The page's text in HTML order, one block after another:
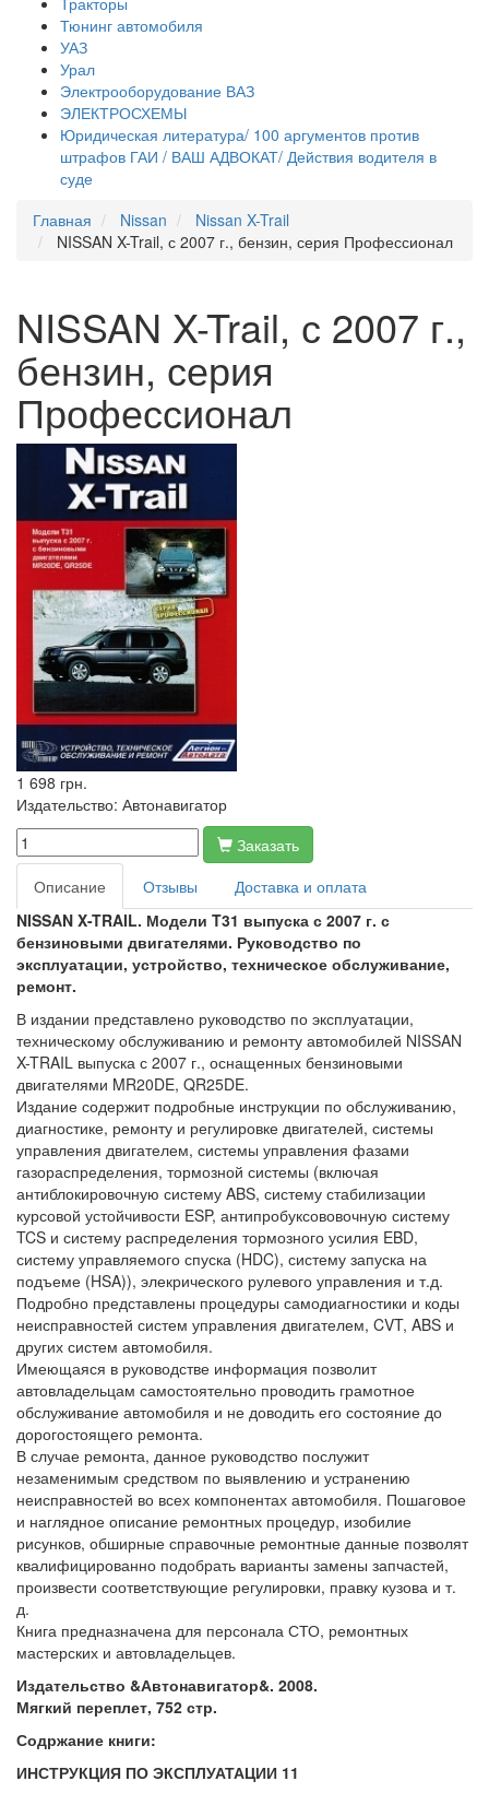
Тюнинг автомобиля
УАЗ
Урал
Электрооборудование ВАЗ
ЭЛЕКТРОСХЕМЫ
Юридическая литература/ 100 аргументов против
штрафов ГАИ / ВАШ АДВОКАТ/ Действия водителя в
суде
Главная
Nissan
Nissan X-Trail
NISSAN X-Trail, с 2007 г., бензин, серия Профессионал
NISSAN X-Trail, с 2007 г.,
бензин, серия
Профессионал
1 698 грн.
Издательство: Автонавигатор
Заказать
Описание
Отзывы
Доставка и оплата
NISSAN X-TRAIL. Модели T31 выпуска с 2007 г. с
бензиновыми двигателями. Руководство по
эксплуатации, устройство, техническое обслуживание,
ремонт.
В издании представлено руководство по эксплуатации,
техническому обслуживанию и ремонту автомобилей NISSAN
X-TRAIL выпуска с 2007 г., оснащенных бензиновыми
двигателями MR20DE, QR25DE.
Издание содержит подробные инструкции по обслуживанию,
диагностике, ремонту и регулировке двигателей, системы
управления двигателем, системы управления фазами
газораспределения, тормозной системы (включая
антиблокировочную систему ABS, систему стабилизации
курсовой устойчивости ESP, антипробуксововочную систему
TCS и систему распределения тормозного усилия EBD,
систему управляемого спуска (HDC), систему запуска на
подъеме (HSA)), элекрического рулевого управления и т.д.
Подробно представлены процедуры самодиагностики и коды
неисправностей систем управления двигателем, CVT, ABS и
других систем автомобиля.
Имеющаяся в руководстве информация позволит
автовладельцам самостоятельно проводить грамотное
обслуживание автомобиля и не доводить его состояние до
дорогостоящего ремонта.
В случае ремонта, данное руководство послужит
незаменимым средством по выявлению и устранению
неисправностей во всех компонентах автомобиля. Пошаговое
и наглядное описание ремонтных процедур, изобилие
рисунков, обширные справочные ремонтные данные позволят
квалифицированно подобрать варианты замены запчастей,
произвести соответствующие регулировки, правку кузова и т.
д.
Книга предназначена для персонала СТО, ремонтных
мастерских и автовладельцев.
Издательство &Автонавигатор&. 2008.
Мягкий переплет, 752 стр.
Содржание книги:
ИНСТРУКЦИЯ ПО ЭКСПЛУАТАЦИИ 11